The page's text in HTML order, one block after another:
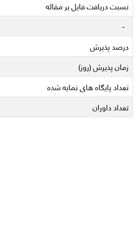
نسبت دریافت فایل بر مقاله
-
درصد پذیرش
زمان پذیرش (روز)
تعداد پایگاه های نمایه شده
تعداد داوران